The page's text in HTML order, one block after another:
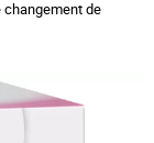
de